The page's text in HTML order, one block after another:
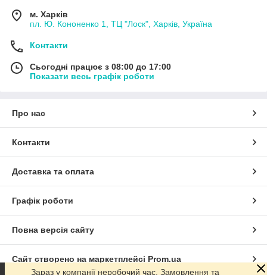
м. Харків
пл. Ю. Кононенко 1, ТЦ "Лоск", Харків, Україна
Контакти
Сьогодні працює з 08:00 до 17:00
Показати весь графік роботи
Про нас
Контакти
Доставка та оплата
Графік роботи
Повна версія сайту
Сайт створено на маркетплейсі Prom.ua
Зараз у компанії неробочий час. Замовлення та